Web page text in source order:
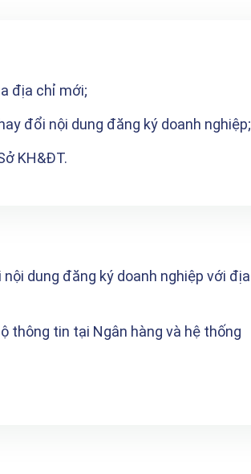
địa chỉ mới;
đổi nội dung đăng ký doanh nghiệp;
KH&ĐT.
dung đăng ký doanh nghiệp với địa
thông tin tại Ngân hàng và hệ thống